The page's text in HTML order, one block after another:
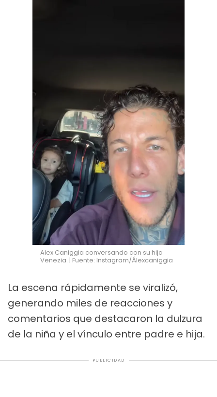
Alex Caniggia conversando con su hija
Venezia. | Fuente: Instagram/Álexcaniggia
La escena rápidamente se viralizó,
generando miles de reacciones y
comentarios que destacaron la dulzura
de la niña y el vínculo entre padre e hija.
PUBLICIDAD